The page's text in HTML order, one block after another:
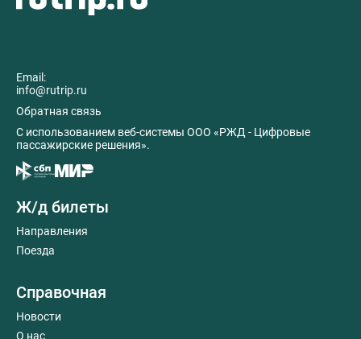
Email:
info@rutrip.ru
Обратная связь
C использованием веб-системы ООО «РЖД - Цифровые
пассажирские решения».
Ж/д билеты
Направления
Поезда
Справочная
Новости
О нас